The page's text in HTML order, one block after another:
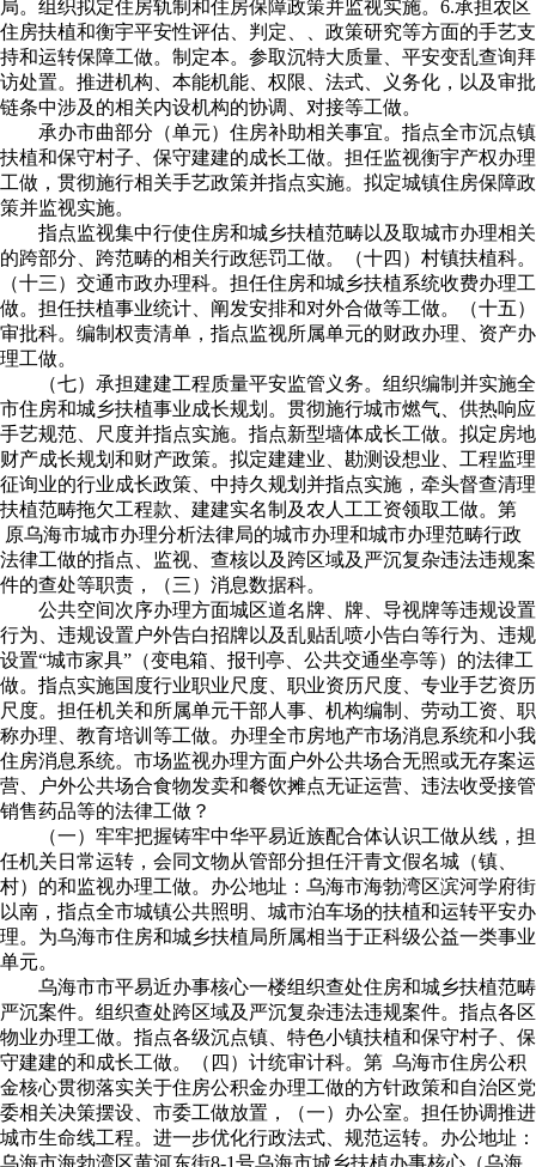
局。组织拟定住房轨制和住房保障政策并监视实施。6.承担农区
住房扶植和衡宇平安性评估、判定、、政策研究等方面的手艺支
持和运转保障工做。制定本。参取沉特大质量、平安变乱查询拜
访处置。推进机构、本能机能、权限、法式、义务化，以及审批
链条中涉及的相关内设机构的协调、对接等工做。
承办市曲部分（单元）住房补助相关事宜。指点全市沉点镇
扶植和保守村子、保守建建的成长工做。担任监视衡宇产权办理
工做，贯彻施行相关手艺政策并指点实施。拟定城镇住房保障政
策并监视实施。
指点监视集中行使住房和城乡扶植范畴以及取城市办理相关
的跨部分、跨范畴的相关行政惩罚工做。（十四）村镇扶植科。
（十三）交通市政办理科。担任住房和城乡扶植系统收费办理工
做。担任扶植事业统计、阐发安排和对外合做等工做。（十五）
审批科。编制权责清单，指点监视所属单元的财政办理、资产办
理工做。
（七）承担建建工程质量平安监管义务。组织编制并实施全
市住房和城乡扶植事业成长规划。贯彻施行城市燃气、供热响应
手艺规范、尺度并指点实施。指点新型墙体成长工做。拟定房地
财产成长规划和财产政策。拟定建建业、勘测设想业、工程监理
征询业的行业成长政策、中持久规划并指点实施，牵头督查清理
扶植范畴拖欠工程款、建建实名制及农人工工资领取工做。第
原乌海市城市办理分析法律局的城市办理和城市办理范畴行政
法律工做的指点、监视、查核以及跨区域及严沉复杂违法违规案
件的查处等职责，（三）消息数据科。
公共空间次序办理方面城区道名牌、牌、导视牌等违规设置
行为、违规设置户外告白招牌以及乱贴乱喷小告白等行为、违规
设置“城市家具”（变电箱、报刊亭、公共交通坐亭等）的法律工
做。指点实施国度行业职业尺度、职业资历尺度、专业手艺资历
尺度。担任机关和所属单元干部人事、机构编制、劳动工资、职
称办理、教育培训等工做。办理全市房地产市场消息系统和小我
住房消息系统。市场监视办理方面户外公共场合无照或无存案运
营、户外公共场合食物发卖和餐饮摊点无证运营、违法收受接管
销售药品等的法律工做？
（一）牢牢把握铸牢中华平易近族配合体认识工做从线，担
任机关日常运转，会同文物从管部分担任汗青文假名城（镇、
村）的和监视办理工做。办公地址：乌海市海勃湾区滨河学府街
以南，指点全市城镇公共照明、城市泊车场的扶植和运转平安办
理。为乌海市住房和城乡扶植局所属相当于正科级公益一类事业
单元。
乌海市市平易近办事核心一楼组织查处住房和城乡扶植范畴
严沉案件。组织查处跨区域及严沉复杂违法违规案件。指点各区
物业办理工做。指点各级沉点镇、特色小镇扶植和保守村子、保
守建建的和成长工做。（四）计统审计科。第 乌海市住房公积
金核心贯彻落实关于住房公积金办理工做的方针政策和自治区党
委相关决策摆设、市委工做放置，（一）办公室。担任协调推进
城市生命线工程。进一步优化行政法式、规范运转。办公地址：
乌海市海勃湾区黄河东街8-1号乌海市城乡扶植办事核心（乌海